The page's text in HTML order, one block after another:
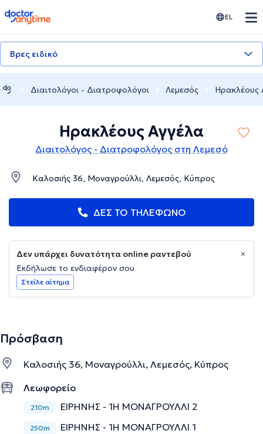
doctoranytime EL
Βρες ειδικό
Διαιτολόγοι - Διατροφολόγοι Λεμεσός Ηρακλέους
Ηρακλέους Αγγέλα
Διαιτολόγος - Διατροφολόγος στη Λεμεσό
Καλοσιής 36, Μοναγρούλλι, Λεμεσός, Κύπρος
ΔΕΣ ΤΟ ΤΗΛΕΦΩΝΟ
Δεν υπάρχει δυνατότητα online ραντεβού
Εκδήλωσε το ενδιαφέρον σου
Στείλε αίτημα
Πρόσβαση
Καλοσιής 36, Μοναγρούλλι, Λεμεσός, Κύπρος
Λεωφορείο
210m ΕΙΡΗΝΗΣ - 1Η ΜΟΝΑΓΡΟΥΛΛΙ 2
250m ΕΙΡΗΝΗΣ - 1Η ΜΟΝΑΓΡΟΥΛΛΙ 1